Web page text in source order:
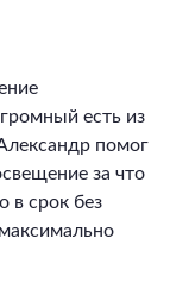
есть из
помог
за что
в срок без